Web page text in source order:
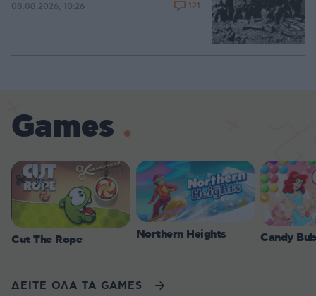
08.08.2026, 10:26 121
Games
Cut The Rope Northern Heights Candy
ΔΕΙΤΕ ΟΛΑ ΤΑ GAMES